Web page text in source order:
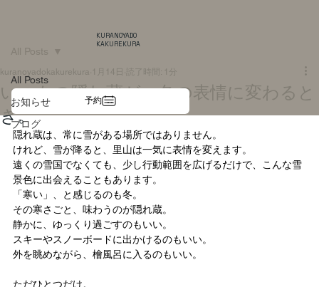
KURANOYADO
KAKUREKURA
予約
All Posts
お知らせ
ブログ
All Posts
いつもの隠れ蔵が、冬の表情に変わると
き。
kuranoyadokakurekura 1月14日 読了時間: 1分
隠れ蔵は、常に雪がある場所ではありません。
けれど、雪が降ると、里山は一気に表情を変えます。
遠くの雪国でなくても、少し行動範囲を広げるだけで、こんな雪
景色に出会えることもあります。
「寒い」、と感じるのも冬。
その寒さごと、味わうのが隠れ蔵。
静かに、ゆっくり過ごすのもいい。
スキーやスノーボードに出かけるのもいい。
外を眺めながら、檜風呂に入るのもいい。
ただひとつだけ。